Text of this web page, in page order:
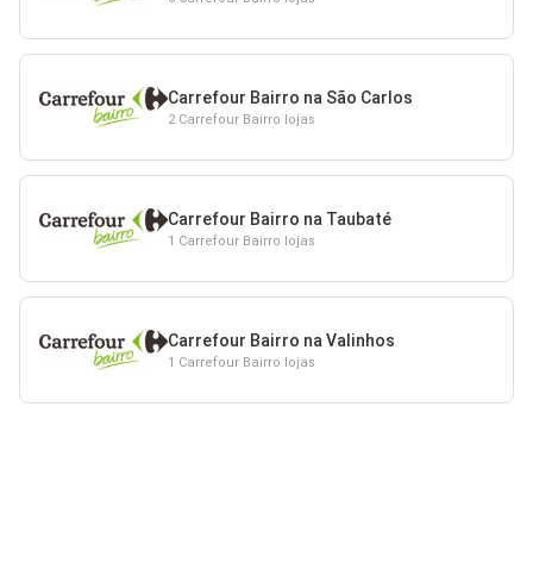
Carrefour Bairro na São Carlos
2 Carrefour Bairro lojas
Carrefour Bairro na Taubaté
1 Carrefour Bairro lojas
Carrefour Bairro na Valinhos
1 Carrefour Bairro lojas